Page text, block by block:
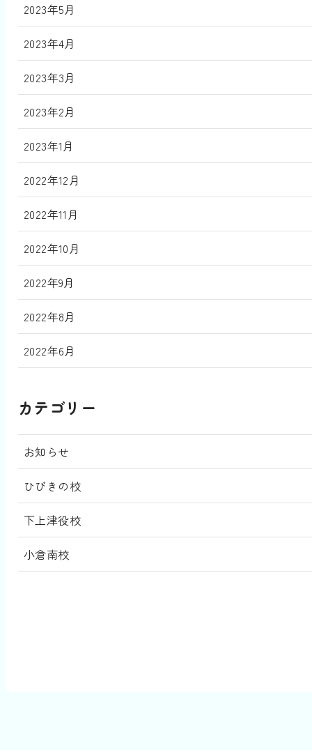
2023年5月
2023年4月
2023年3月
2023年2月
2023年1月
2022年12月
2022年11月
2022年10月
2022年9月
2022年8月
2022年6月
カテゴリー
お知らせ
ひびきの校
下上津役校
小倉南校